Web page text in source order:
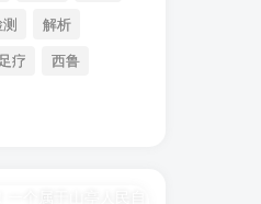
解析
足疗
西鲁